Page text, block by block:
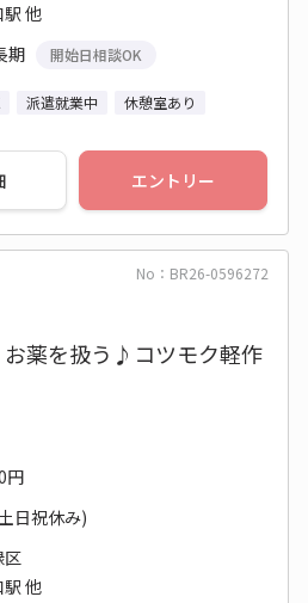
駅 他
期
開始日相談OK
派遣就業中 休憩室あり
エントリー
No：BR26-0596272
お薬を扱う♪コツモク軽作
円
日祝休み)
区
駅 他